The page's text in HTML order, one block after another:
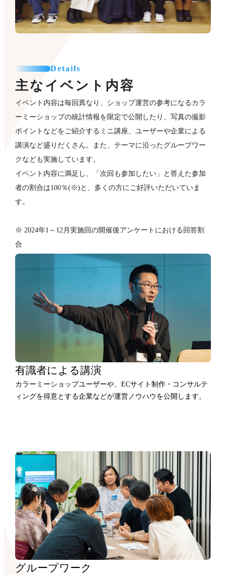
Details
主なイベント内容
イベント内容は毎回異なり、ショップ運営の参考になるカラ
ーミーショップの統計情報を限定で公開したり、写真の撮影
ポイントなどをご紹介するミニ講座、ユーザーや企業による
講演など盛りだくさん。また、テーマに沿ったグループワー
クなども​実施しています。
イベント内容に満足し、「次回も参加したい」と答えた参加
者の割合は100％(※)と、多くの方にご好評いただいていま
す。
※ 2024年1～12月実施回の開催後アンケートにおける回答割
合
有識者による講演
カラーミーショップユーザーや、ECサイト制作・コンサルテ
ィングを得意とする企業などが運営ノウハウを公開します。
グループワーク